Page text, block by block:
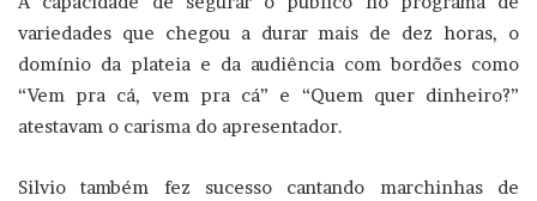
variedades que chegou a durar mais de dez horas, o
domínio da plateia e da audiência com bordões como
“Vem pra cá, vem pra cá” e “Quem quer dinheiro?”
atestavam o carisma do apresentador.
Silvio também fez sucesso cantando marchinhas de